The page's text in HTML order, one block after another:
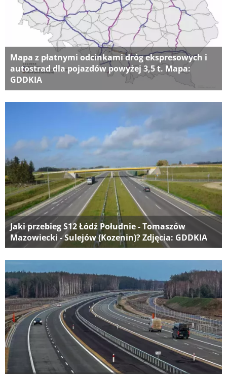
Mapa z płatnymi odcinkami dróg ekspresowych i
autostrad dla pojazdów powyżej 3,5 t. Mapa:
GDDKIA
Jaki przebieg S12 Łódź Południe - Tomaszów
Mazowiecki - Sulejów (Kozenin)? Zdjęcia: GDDKIA